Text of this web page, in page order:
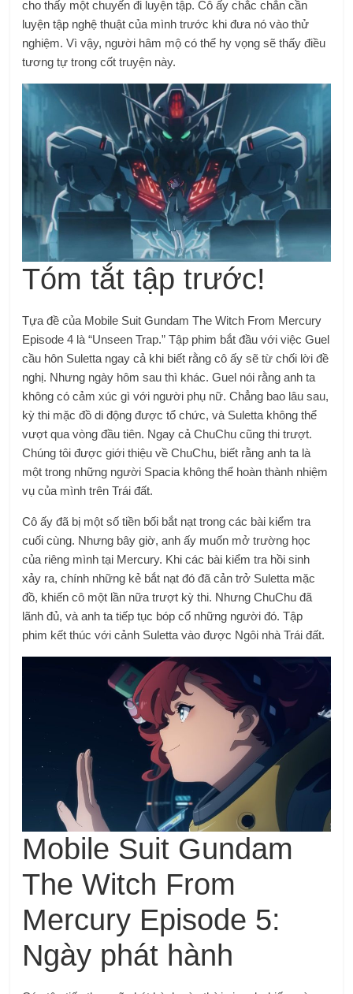
cho thấy một chuyến đi luyện tập. Cô ấy chắc chắn cần
luyện tập nghệ thuật của mình trước khi đưa nó vào thử
nghiệm. Vì vậy, người hâm mộ có thể hy vọng sẽ thấy điều
tương tự trong cốt truyện này.
Tóm tắt tập trước!
Tựa đề của Mobile Suit Gundam The Witch From Mercury
Episode 4 là “Unseen Trap.” Tập phim bắt đầu với việc Guel
cầu hôn Suletta ngay cả khi biết rằng cô ấy sẽ từ chối lời đề
nghị. Nhưng ngày hôm sau thì khác. Guel nói rằng anh ta
không có cảm xúc gì với người phụ nữ. Chẳng bao lâu sau,
kỳ thi mặc đồ di động được tổ chức, và Suletta không thể
vượt qua vòng đầu tiên. Ngay cả ChuChu cũng thi trượt.
Chúng tôi được giới thiệu về ChuChu, biết rằng anh ta là
một trong những người Spacia không thể hoàn thành nhiệm
vụ của mình trên Trái đất.
Cô ấy đã bị một số tiền bối bắt nạt trong các bài kiểm tra
cuối cùng. Nhưng bây giờ, anh ấy muốn mở trường học
của riêng mình tại Mercury. Khi các bài kiểm tra hồi sinh
xảy ra, chính những kẻ bắt nạt đó đã cản trở Suletta mặc
đồ, khiến cô một lần nữa trượt kỳ thi. Nhưng ChuChu đã
lãnh đủ, và anh ta tiếp tục bóp cổ những người đó. Tập
phim kết thúc với cảnh Suletta vào được Ngôi nhà Trái đất.
Mobile Suit Gundam
The Witch From
Mercury Episode 5:
Ngày phát hành